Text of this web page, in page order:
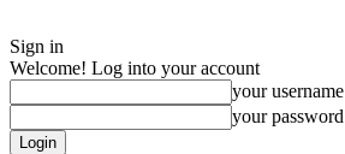
Sign in
Welcome! Log into your account
your username
your password